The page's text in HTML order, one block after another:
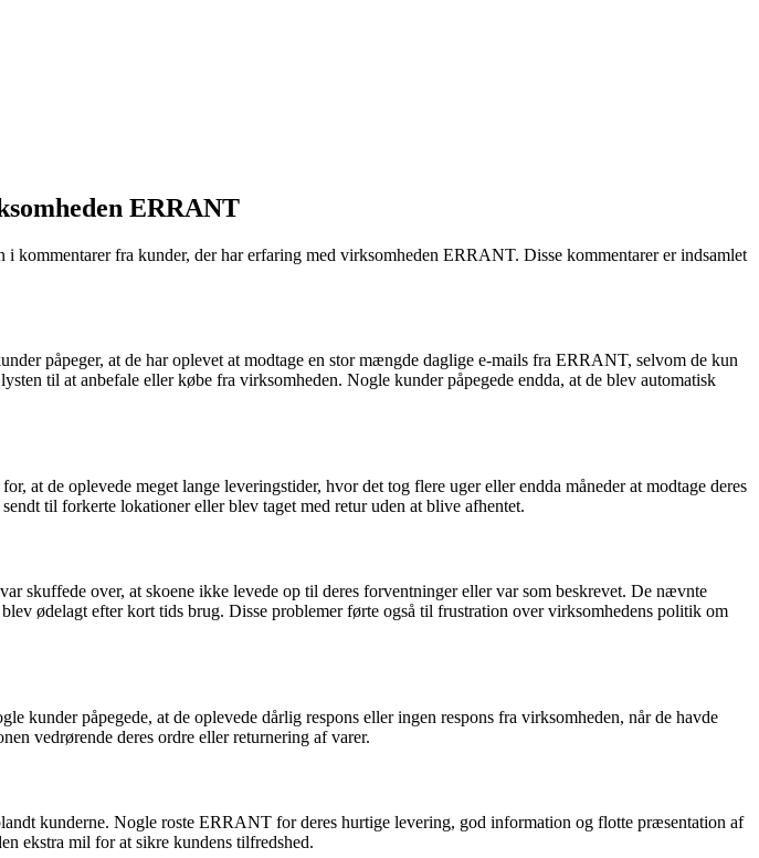
ERRANT
kommentarer fra kunder, der har erfaring med virksomheden ERRANT. Disse kommentarer er indsamlet
påpeger, at de har oplevet at modtage en stor mængde daglige e-mails fra ERRANT, selvom de kun
til at anbefale eller købe fra virksomheden. Nogle kunder påpegede endda, at de blev automatisk
at de oplevede meget lange leveringstider, hvor det tog flere uger eller endda måneder at modtage deres
til forkerte lokationer eller blev taget med retur uden at blive afhentet.
skuffede over, at skoene ikke levede op til deres forventninger eller var som beskrevet. De nævnte
ødelagt efter kort tids brug. Disse problemer førte også til frustration over virksomhedens politik om
påpegede, at de oplevede dårlig respons eller ingen respons fra virksomheden, når de havde
vedrørende deres ordre eller returnering af varer.
kunderne. Nogle roste ERRANT for deres hurtige levering, god information og flotte præsentation af
ekstra mil for at sikre kundens tilfredshed.